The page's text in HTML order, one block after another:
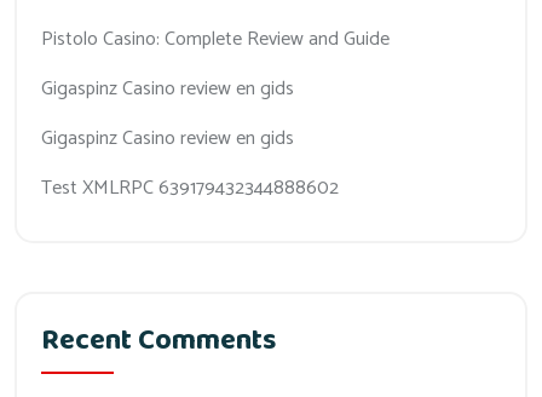
Pistolo Casino: Complete Review and Guide
Gigaspinz Casino review en gids
Gigaspinz Casino review en gids
Test XMLRPC 639179432344888602
Recent Comments